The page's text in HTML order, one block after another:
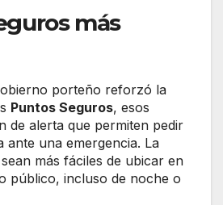
más
porteño reforzó la
Puntos Seguros, esos
de alerta que permiten pedir
ante una emergencia. La
más fáciles de ubicar en
público, incluso de noche o